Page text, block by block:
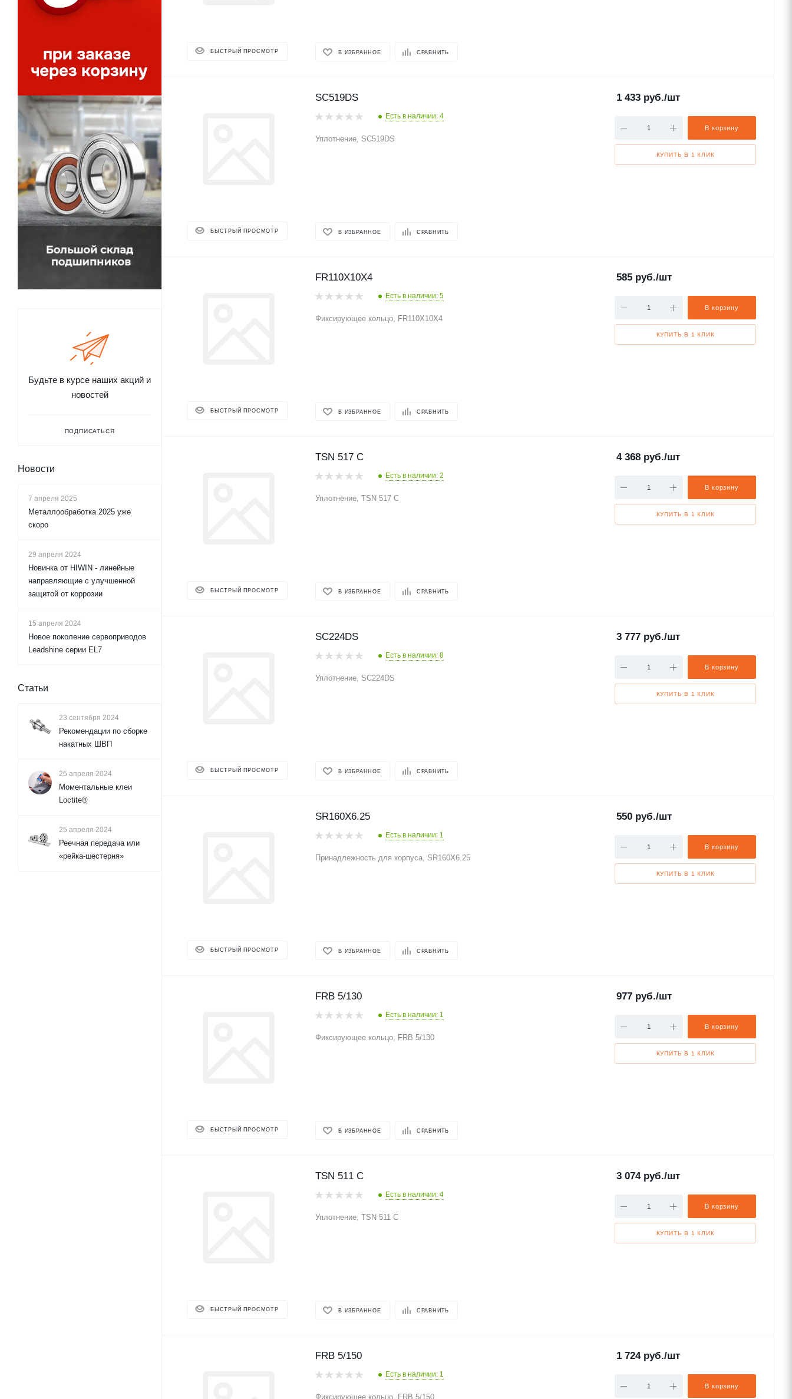
БЫСТРЫЙ ПРОСМОТР В ИЗБРАННОЕ СРАВНИТЬ
БЫСТРЫЙ ПРОСМОТР
SC519DS
Есть в наличии: 4
Уплотнение, SC519DS
В ИЗБРАННОЕ СРАВНИТЬ
1 433 руб./шт
В корзину
КУПИТЬ В 1 КЛИК
БЫСТРЫЙ ПРОСМОТР
FR110X10X4
Есть в наличии: 5
Фиксирующее кольцо, FR110X10X4
В ИЗБРАННОЕ СРАВНИТЬ
585 руб./шт
В корзину
КУПИТЬ В 1 КЛИК
БЫСТРЫЙ ПРОСМОТР
TSN 517 C
Есть в наличии: 2
Уплотнение, TSN 517 C
В ИЗБРАННОЕ СРАВНИТЬ
4 368 руб./шт
В корзину
КУПИТЬ В 1 КЛИК
БЫСТРЫЙ ПРОСМОТР
SC224DS
Есть в наличии: 8
Уплотнение, SC224DS
В ИЗБРАННОЕ СРАВНИТЬ
3 777 руб./шт
В корзину
КУПИТЬ В 1 КЛИК
БЫСТРЫЙ ПРОСМОТР
SR160X6.25
Есть в наличии: 1
Принадлежность для корпуса, SR160X6.25
В ИЗБРАННОЕ СРАВНИТЬ
550 руб./шт
В корзину
КУПИТЬ В 1 КЛИК
БЫСТРЫЙ ПРОСМОТР
FRB 5/130
Есть в наличии: 1
Фиксирующее кольцо, FRB 5/130
В ИЗБРАННОЕ СРАВНИТЬ
977 руб./шт
В корзину
КУПИТЬ В 1 КЛИК
БЫСТРЫЙ ПРОСМОТР
TSN 511 C
Есть в наличии: 4
Уплотнение, TSN 511 C
В ИЗБРАННОЕ СРАВНИТЬ
3 074руб./шт
В корзину
КУПИТЬ В 1 КЛИК
FRB 5/150
Есть в наличии: 1
Фиксирующее кольцо, FRB 5/150
1 724руб./шт
В корзину
Будьте в курсе наших акций и
новостей
ПОДПИСАТЬСЯ
Новости
7 апреля 2025
Металлообработка 2025 уже
скоро
29 апреля 2024
Новинка от HIWIN - линейные
направляющие с улучшенной
защитой от коррозии
15 апреля 2024
Новое поколение сервоприводов
Leadshine серии EL7
Статьи
23 сентября 2024
Рекомендации по сборке
накатных ШВП
25 апреля 2024
Моментальные клеи
Loctite®
25 апреля 2024
Реечная передача или
«рейка-шестерня»